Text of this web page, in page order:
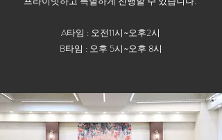
A타임 : 오전11시~오후2시
​B타임 : 오후 5시~오후 8시